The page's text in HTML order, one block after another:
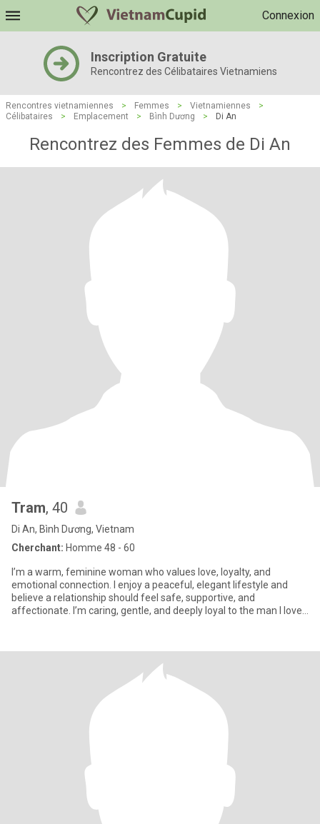
Connexion
Inscription Gratuite
Rencontrez des Célibataires Vietnamiens
Rencontres vietnamiennes > Femmes > Vietnamiennes
>
Célibataires
> Emplacement > Bình Dương > Di An
Rencontrez des Femmes de Di An
Tram, 40
Di An, Bình Dương, Vietnam
Cherchant: Homme 48 - 60
I’m a warm, feminine woman who values love, loyalty, and
emotional connection. I enjoy a peaceful, elegant lifestyle and
believe a relationship should feel safe, supportive, and
affectionate. I’m caring, gentle, and deeply loyal to the man I love.